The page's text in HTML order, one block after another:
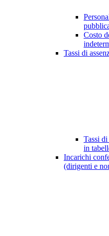
Costo
Tassi di
Tassi
in
Incarichi
(dirigenti e